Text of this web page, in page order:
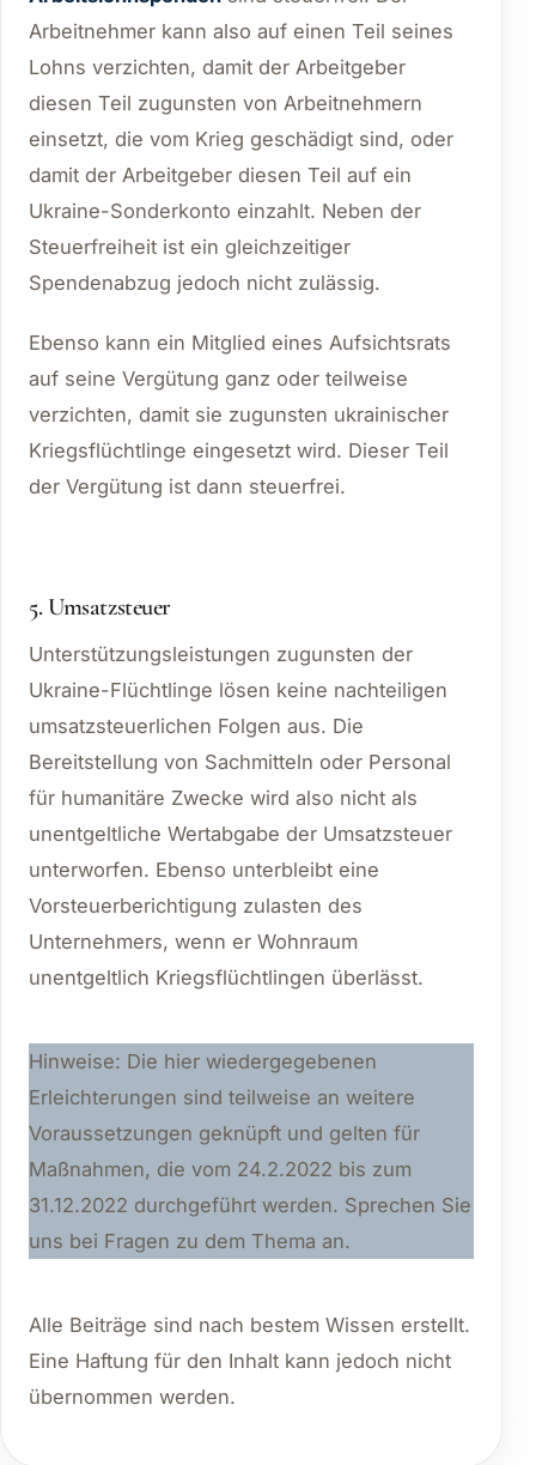
Arbeitnehmer kann also auf einen Teil seines
Lohns verzichten, damit der Arbeitgeber
diesen Teil zugunsten von Arbeitnehmern
einsetzt, die vom Krieg geschädigt sind, oder
damit der Arbeitgeber diesen Teil auf ein
Ukraine-Sonderkonto einzahlt. Neben der
Steuerfreiheit ist ein gleichzeitiger
Spendenabzug jedoch nicht zulässig.
Ebenso kann ein Mitglied eines Aufsichtsrats
auf seine Vergütung ganz oder teilweise
verzichten, damit sie zugunsten ukrainischer
Kriegsflüchtlinge eingesetzt wird. Dieser Teil
der Vergütung ist dann steuerfrei.
5. Umsatzsteuer
Unterstützungsleistungen zugunsten der
Ukraine-Flüchtlinge lösen keine nachteiligen
umsatzsteuerlichen Folgen aus. Die
Bereitstellung von Sachmitteln oder Personal
für humanitäre Zwecke wird also nicht als
unentgeltliche Wertabgabe der Umsatzsteuer
unterworfen. Ebenso unterbleibt eine
Vorsteuerberichtigung zulasten des
Unternehmers, wenn er Wohnraum
unentgeltlich Kriegsflüchtlingen überlässt.
Hinweise: Die hier wiedergegebenen
Erleichterungen sind teilweise an weitere
Voraussetzungen geknüpft und gelten für
Maßnahmen, die vom 24.2.2022 bis zum
31.12.2022 durchgeführt werden. Sprechen Sie
uns bei Fragen zu dem Thema an.
Alle Beiträge sind nach bestem Wissen erstellt.
Eine Haftung für den Inhalt kann jedoch nicht
übernommen werden.